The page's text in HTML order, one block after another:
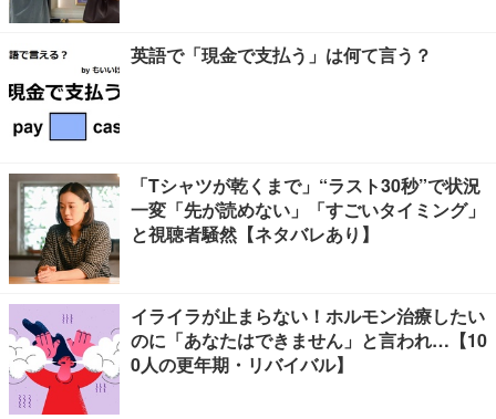
英語で「現金で支払う」は何て言う？
「Tシャツが乾くまで」“ラスト30秒”で状況
一変「先が読めない」「すごいタイミング」
と視聴者騒然【ネタバレあり】
イライラが止まらない！ホルモン治療したい
のに「あなたはできません」と言われ…【10
0人の更年期・リバイバル】